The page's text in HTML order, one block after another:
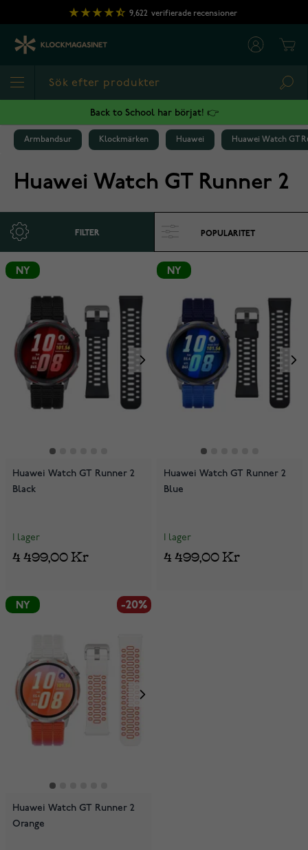
Hoppa till innehållet
9,622 verifierade recensioner
Back to School har börjat! 👉
Armbandsur Klockmärken Huawei Huawei Watch GT
Huawei Watch GT Runner 2
FILTER
NY
Huawei Watch GT Runner 2
Black
I lager
4 499,00 Kr
NY
Huawei Watch GT Runner 2
Blue
I lager
4 499,00 Kr
NY -20%
Huawei Watch GT Runner 2
Orange